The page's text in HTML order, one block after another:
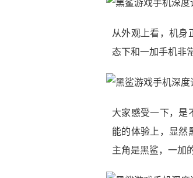
从外观上看，机身
态下和一加手机非
大家感受一下，是
能的体验上，显然
主角是黑鲨，一加